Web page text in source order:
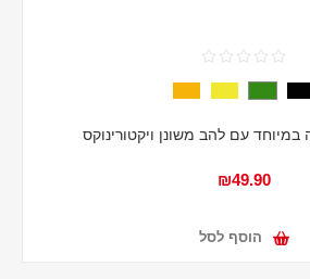
במיוחד עם להב משונן ויקטורינוקס
₪49.90
הוסף לסל